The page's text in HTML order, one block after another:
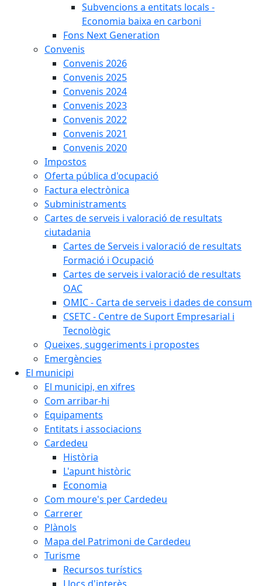
Subvencions a entitats locals -
Economia baixa en carboni
Fons Next Generation
Convenis
Convenis 2026
Convenis 2025
Convenis 2024
Convenis 2023
Convenis 2022
Convenis 2021
Convenis 2020
Impostos
Oferta pública d'ocupació
Factura electrònica
Subministraments
Cartes de serveis i valoració de resultats
ciutadania
Cartes de Serveis i valoració de resultats
Formació i Ocupació
Cartes de serveis i valoració de resultats
OAC
OMIC - Carta de serveis i dades de consum
CSETC - Centre de Suport Empresarial i
Tecnològic
Queixes, suggeriments i propostes
Emergències
El municipi
El municipi, en xifres
Com arribar-hi
Equipaments
Entitats i associacions
Cardedeu
Història
L'apunt històric
Economia
Com moure's per Cardedeu
Carrerer
Plànols
Mapa del Patrimoni de Cardedeu
Turisme
Recursos turístics